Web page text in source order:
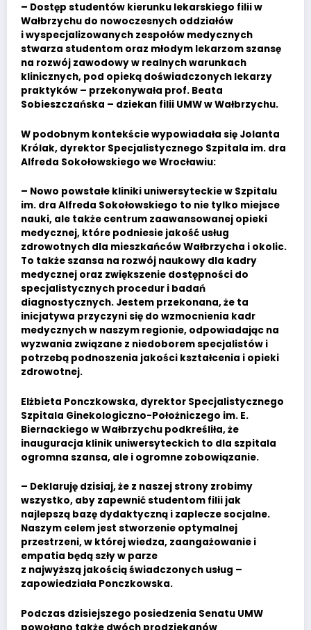
– Dostęp studentów kierunku lekarskiego filii w
Wałbrzychu do nowoczesnych oddziałów
i wyspecjalizowanych zespołów medycznych
stwarza studentom oraz młodym lekarzom szansę
na rozwój zawodowy w realnych warunkach
klinicznych, pod opieką doświadczonych lekarzy
praktyków – przekonywała prof. Beata
Sobieszczańska – dziekan filii UMW w Wałbrzychu.
W podobnym kontekście wypowiadała się Jolanta
Królak, dyrektor Specjalistycznego Szpitala im. dra
Alfreda Sokołowskiego we Wrocławiu:
– Nowo powstałe kliniki uniwersyteckie w Szpitalu
im. dra Alfreda Sokołowskiego to nie tylko miejsce
nauki, ale także centrum zaawansowanej opieki
medycznej, które podniesie jakość usług
zdrowotnych dla mieszkańców Wałbrzycha i okolic.
To także szansa na rozwój naukowy dla kadry
medycznej oraz zwiększenie dostępności do
specjalistycznych procedur i badań
diagnostycznych. Jestem przekonana, że ta
inicjatywa przyczyni się do wzmocnienia kadr
medycznych w naszym regionie, odpowiadając na
wyzwania związane z niedoborem specjalistów i
potrzebą podnoszenia jakości kształcenia i opieki
zdrowotnej.
Elżbieta Ponczkowska, dyrektor Specjalistycznego
Szpitala Ginekologiczno-Położniczego im. E.
Biernackiego w Wałbrzychu podkreśliła, że
inauguracja klinik uniwersyteckich to dla szpitala
ogromna szansa, ale i ogromne zobowiązanie.
– Deklaruję dzisiaj, że z naszej strony zrobimy
wszystko, aby zapewnić studentom filii jak
najlepszą bazę dydaktyczną i zaplecze socjalne.
Naszym celem jest stworzenie optymalnej
przestrzeni, w której wiedza, zaangażowanie i
empatia będą szły w parze
z najwyższą jakością świadczonych usług –
zapowiedziała Ponczkowska.
Podczas dzisiejszego posiedzenia Senatu UMW
powołano także dwóch prodziekanów